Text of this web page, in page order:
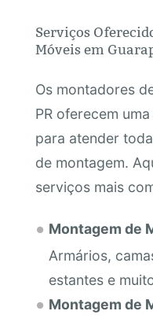
Serviços
Móveis em
Os montadores
PR oferecem
para atender
de montagem.
serviços mais
Montagem de
Armários,
estantes e
Montagem de